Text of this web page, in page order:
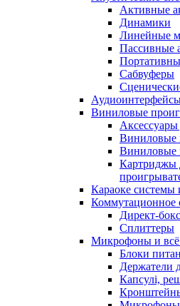
Активные
Динамики
Линейные
Пассивные
Сабвуферы
Виниловые
Виниловые
Виниловые
Картриджы
Караоке системы
Коммутационное
Директ-
Сплиттеры
Микрофоны и
Блоки
Держатели
Капсулі,